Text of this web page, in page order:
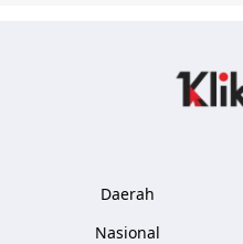
Daerah
Nasional